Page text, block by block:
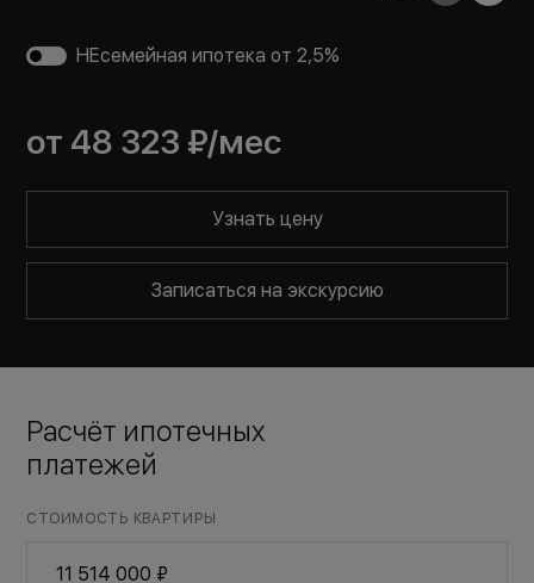
НЕсемейная ипотека от 2,5%
от 48 323 ₽/мес
Узнать цену
Записаться на экскурсию
Расчёт ипотечных
платежей
СТОИМОСТЬ КВАРТИРЫ